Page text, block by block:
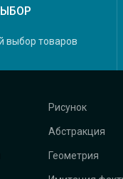
выбор товаров
Рисунок
Абстракция
Геометрия